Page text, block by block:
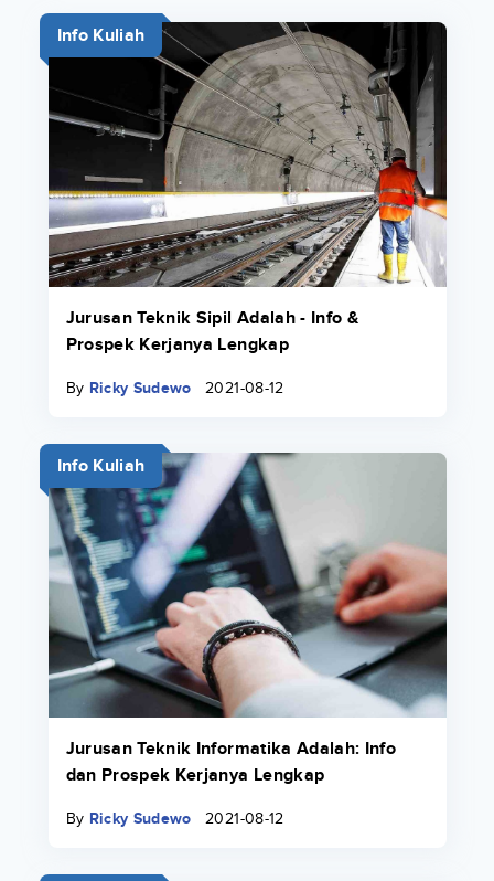
Info Kuliah
Jurusan Teknik Sipil Adalah - Info &
Prospek Kerjanya Lengkap
By Ricky Sudewo 2021-08-12
Info Kuliah
Jurusan Teknik Informatika Adalah: Info
dan Prospek Kerjanya Lengkap
By Ricky Sudewo 2021-08-12